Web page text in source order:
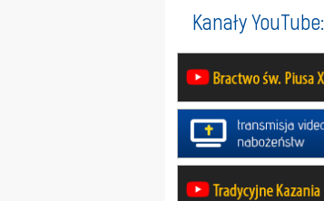
Kanały YouTube: